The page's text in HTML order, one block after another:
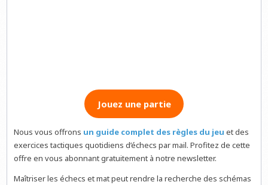
Jouez une partie
Nous vous offrons un guide complet des règles du jeu et des
exercices tactiques quotidiens d’échecs par mail. Profitez de cette
offre en vous abonnant gratuitement à notre newsletter.
Maîtriser les échecs et mat peut rendre la recherche des schémas